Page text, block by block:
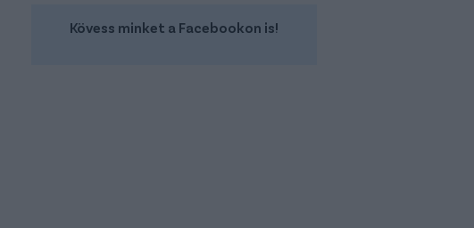
Kövess minket a Facebookon is!